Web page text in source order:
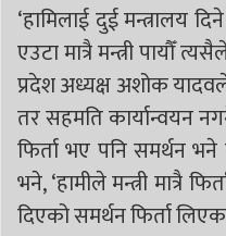
‘हामिलाई दुई मन्त्रालय
एउटा मात्रै मन्त्री पायौँ
प्रदेश अध्यक्ष अशोक
तर सहमति कार्यान्वयन
फिर्ता भए पनि समर्थन
भने, ‘हामीले मन्त्री मात्रै
दिएको समर्थन फिर्ता